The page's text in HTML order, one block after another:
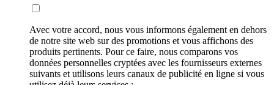
Avec votre accord, nous vous informons également en dehors
de notre site web sur des promotions et vous affichons des
produits pertinents. Pour ce faire, nous comparons vos
données personnelles cryptées avec les fournisseurs externes
suivants et utilisons leurs canaux de publicité en ligne si vous